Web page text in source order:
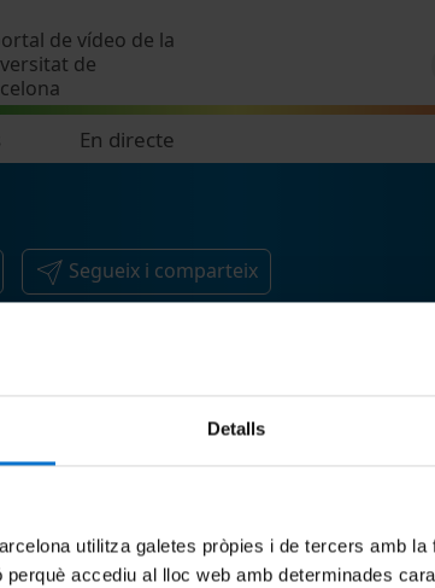
Detalls
utilitza galetes pròpies i de tercers amb
accediu al lloc web amb determinades
de vídeo de la
de
En directe
Segueix i comparteix